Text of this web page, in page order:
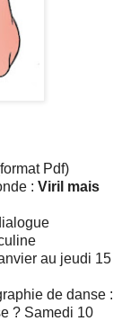
Pdf)
: Viril mais
au jeudi 15
de danse :
? Samedi 10